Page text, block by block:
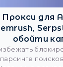
важнее